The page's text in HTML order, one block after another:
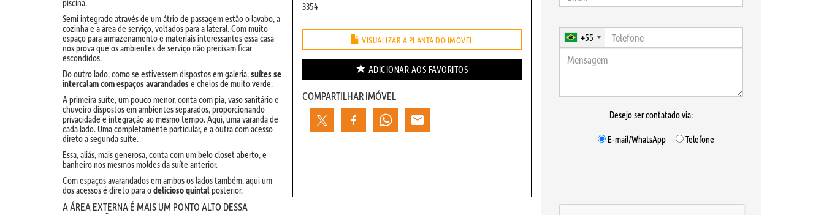
piscina.
Semi integrado através de um átrio de passagem estão o lavabo, a
cozinha e a área de serviço, voltados para a lateral. Com muito
espaço para armazenamento e materiais interessantes essa casa
nos prova que os ambientes de serviço não precisam ficar
escondidos.
Do outro lado, como se estivessem dispostos em galeria,suítes se
intercalam com espaços avarandados e cheios de muito verde.
A primeira suíte, um pouco menor, conta com pia, vaso sanitário e
chuveiro dispostos em ambientes separados, proporcionando
privacidade e integração ao mesmo tempo. Aqui, uma varanda de
cada lado. Uma completamente particular, e a outra com acesso
direto a segunda suíte.
Essa, aliás, mais generosa, conta com um belo closet aberto, e
banheiro nos mesmos moldes da suíte anterior.
Com espaços avarandados em ambos os lados também, aqui um
dos acessos é direto para odelicioso quintalposterior.
A ÁREA EXTERNA É MAIS UM PONTO ALTO DESSA
3354
VISUALIZAR A PLANTA DO IMÓVEL
ADICIONAR AOS FAVORITOS
COMPARTILHAR IMÓVEL
+55
Desejo ser contatado via:
E-mail/WhatsApp
Telefone